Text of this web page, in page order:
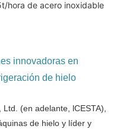
innovadoras en
de hielo
(en adelante, lCESTA),
de hielo y líder y